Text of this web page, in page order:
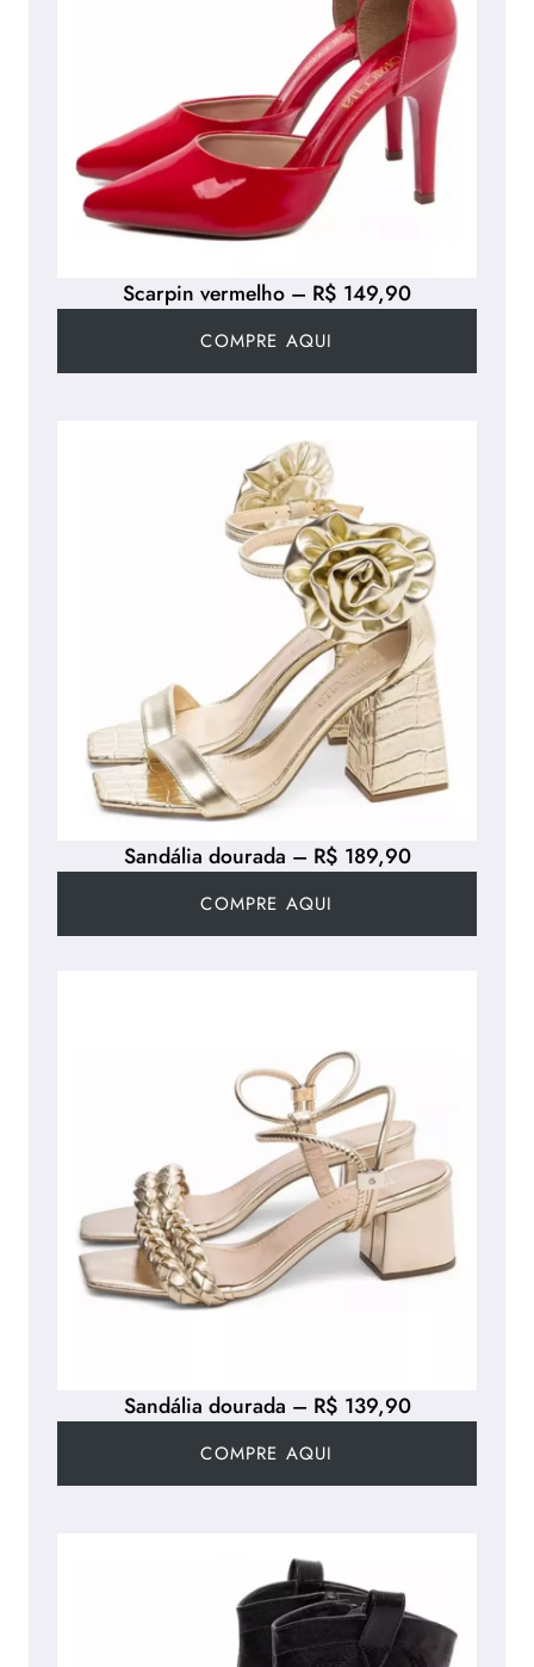
Sandália dourada – R$ 189,90
COMPRE AQUI
Scarpin vermelho – R$ 149,90
COMPRE AQUI
Sandália dourada – R$ 139,90
COMPRE AQUI